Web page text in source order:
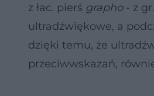
z łac. pierś grapho- z
ultradźwiękowe, a
dzięki temu, że
przeciwwskazań,